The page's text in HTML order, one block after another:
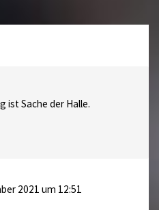
ist Sache der Halle.
2021 um 12:51